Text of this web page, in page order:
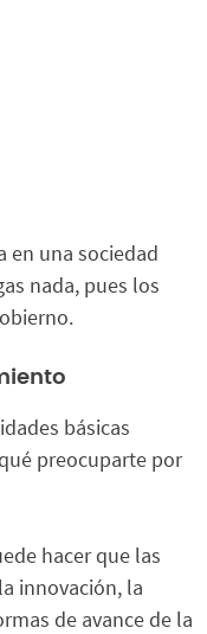
en una sociedad
nada, pues los
básicas
preocuparte por
hacer que las
innovación, la
de avance de la